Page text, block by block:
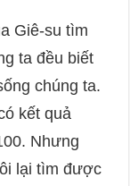
Giê-su tìm
ta đều biết
chúng ta.
kết quả
Nhưng
lại tìm được